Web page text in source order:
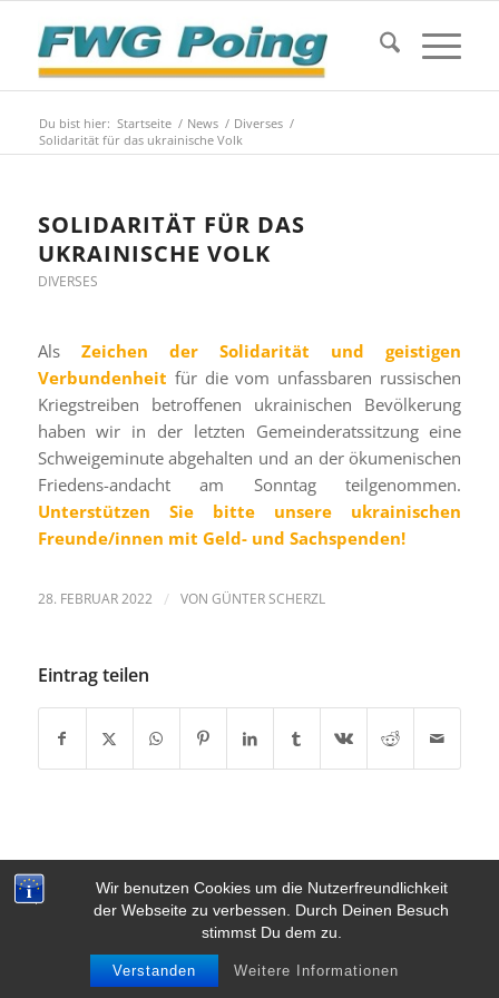
Wir benutzen Cookies um die Nutzerfreundlichkeit
der Webseite zu verbessen. Durch Deinen Besuch
stimmst Du dem zu.
Verstanden Weitere Informationen
Du bist hier: Startseite / News / Diverses /
Solidarität für das ukrainische Volk
SOLIDARITÄT FÜR DAS
UKRAINISCHE VOLK
DIVERSES
Als Zeichen der Solidarität und geistigen
Verbundenheit für die vom unfassbaren russischen
Kriegstreiben betroffenen ukrainischen Bevölkerung
haben wir in der letzten Gemeinderatssitzung eine
Schweigeminute abgehalten und an der ökumenischen
Friedens-andacht am Sonntag teilgenommen.
Unterstützen Sie bitte unsere ukrainischen
Freunde/innen mit Geld- und Sachspenden!
28. FEBRUAR 2022 / VON GÜNTER SCHERZL
Eintrag teilen